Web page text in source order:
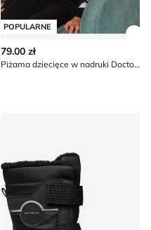
POPULARNE
79.00 zł
Piżama dziecięce w nadruki Doctor Nap